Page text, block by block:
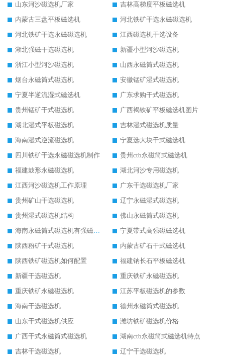
山东河沙磁选机厂家
吉林高梯度平板磁选机
内蒙古三盘平板磁选机
河北铁矿干选永磁磁选机
河北铁矿干选永磁磁选机
江西磁选机干选设备
湖北强磁干选磁选机
新疆小型河沙磁选机
浙江小型河沙磁选机
山西永磁筒式磁选机
烟台永磁筒式磁选机
安徽锰矿湿式磁选机
宁夏半逆流湿式磁选机
广东求购干式磁选机
贵州锰矿干式磁选机
广西褐铁矿平板磁选机图片
湖北湿式平板磁选机
吉林湿式磁选机质量
海南湿式逆流磁选机
宁夏选大块干式磁选机
四川铁矿干选永磁磁选机制作
贵州ctb永磁筒式磁选机
福建鼓形永磁磁选机
湖北河沙专用磁选机
江西河沙磁选机工作原理
广东干选磁选机厂家
贵州矿山干选磁选机
辽宁永磁湿式磁选机
贵州湿式磁选机结构
佛山永磁筒式磁选机
海南永磁筒式磁选机有强磁的吗
宁夏带式高强磁磁选机
陕西粉矿干式磁选机
内蒙古矿石干式磁选机
陕西铁矿磁选机如何配置
福建钠长石平板磁选机
新疆干选磁选机
重庆铁矿永磁磁选机
重庆铁矿永磁磁选机
江苏平板磁选机的参数
海南干选磁选机
德州永磁筒式磁选机
山东干式磁选机供应
潍坊铁矿磁选机价格
广西干式永磁筒式磁选机
湖南ctb永磁筒式磁选机特点
吉林干选磁选机
辽宁干选磁选机